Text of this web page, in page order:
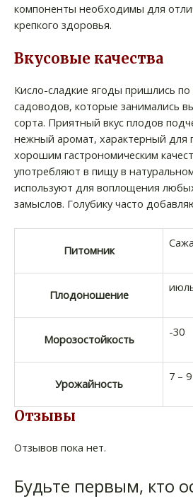
компоненты необходимы для
крепкого здоровья.
Вкусовые качества
Кисло-сладкие ягоды пришлись по
садоводов, которые занимались
сорта. Приятный вкус плодов
нежный аромат, характерный для
хорошим гастрономическим
употребляют в пищу в
используют для воплощения
замыслов. Голубику часто
Питомник
Плодоношение
Морозостойкость
-30
Урожайность
7 – 9
Отзывы
Отзывов пока нет.
Будьте первым, кто